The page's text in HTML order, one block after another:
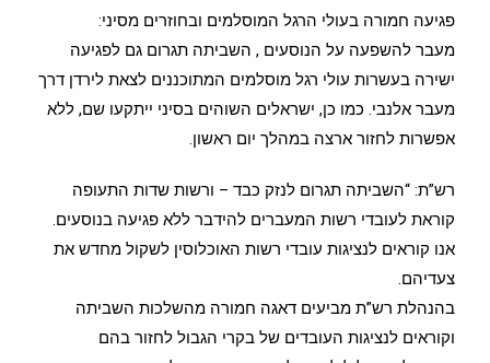
פגיעה חמורה בעולי הרגל המוסלמים ובחוזרים מסיני:
מעבר להשפעה על הנוסעים , השביתה תגרום גם לפגיעה
ישירה בעשרות עולי רגל מוסלמים המתוכננים לצאת לירדן דרך
מעבר אלנבי. כמו כן, ישראלים השוהים בסיני ייתקעו שם, ללא
אפשרות לחזור ארצה במהלך יום ראשון.
רש”ת: “השביתה תגרום לנזק כבד – ורשות שדות התעופה
קוראת לעובדי רשות המעברים להידבר ללא פגיעה בנוסעים.
אנו קוראים לנציגות עובדי רשות האוכלוסין לשקול מחדש את
צעדיהם.
בהנהלת רש”ת מביעים דאגה חמורה מהשלכות השביתה
וקוראים לנציגות העובדים של בקרי הגבול לחזור בהם